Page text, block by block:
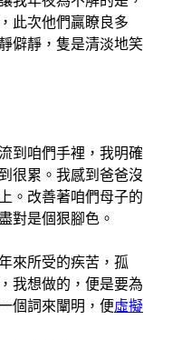
此次他們贏瞭良多
僻靜，隻是清淡地笑
咱們手裡，我明確
很累。我感到爸爸沒
。改善著咱們母子的
對是個狠腳色。
受的疾苦，孤
我想做的，便是要為
個詞來闡明，便虛擬